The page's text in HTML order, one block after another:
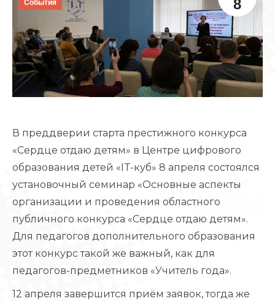
8
События
В преддверии старта престижного конкурса
«Сердце отдаю детям» в Центре цифрового
образования детей «IT-куб» 8 апреля состоялся
установочный семинар «Основные аспекты
организации и проведения областного
публичного конкурса «Сердце отдаю детям».
Для педагогов дополнительного образования
этот конкурс такой же важный, как для
педагогов-предметников «Учитель года».
12 апреля завершится приём заявок, тогда же